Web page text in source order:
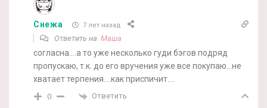
Снежа 7 лет назад
Ответить на Маша
согласна….а то уже несколько гуди бэгов подряд
пропускаю, т.к. до его вручения уже все покупаю…не
хватает терпения….как приспичит….
0 Ответить